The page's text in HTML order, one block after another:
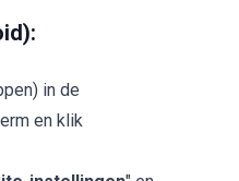
in de
en klik